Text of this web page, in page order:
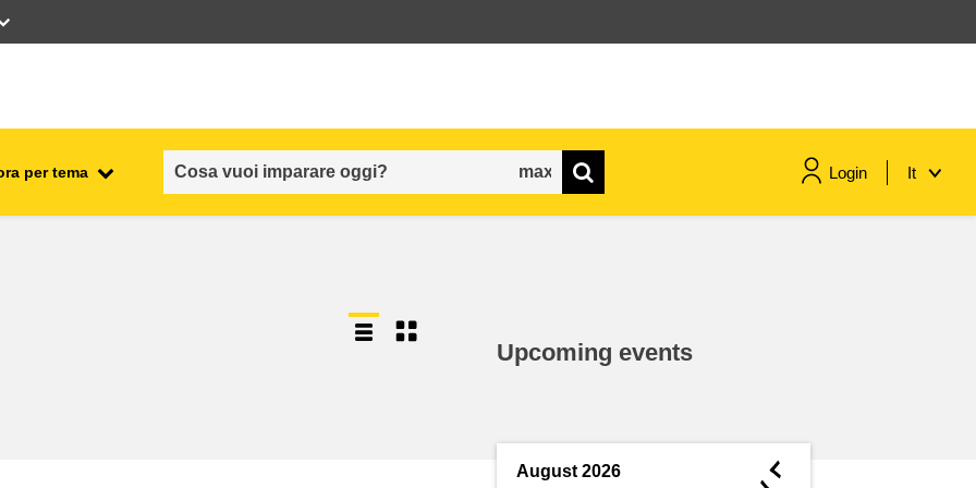
per tema Login It
sicurezza e protezione alimentare
conoscenze
Upcoming events
August 2026 ◄